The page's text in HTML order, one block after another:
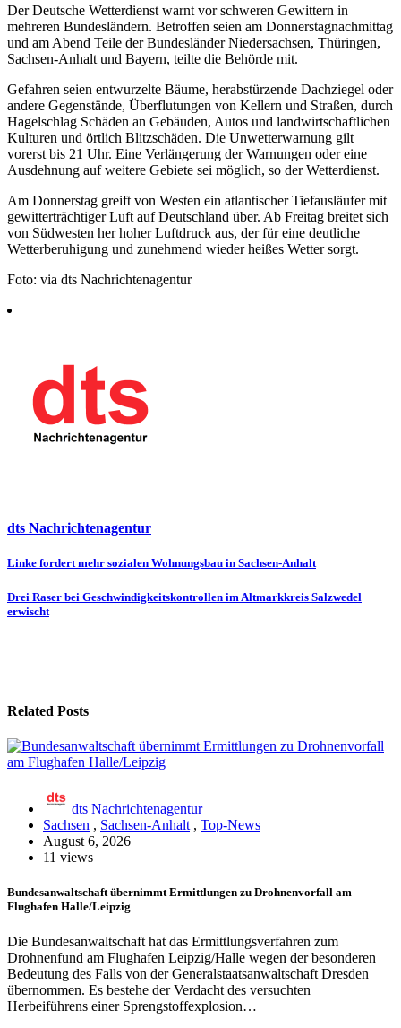
Der Deutsche Wetterdienst warnt vor schweren Gewittern in
mehreren Bundesländern. Betroffen seien am Donnerstagnachmittag
und am Abend Teile der Bundesländer Niedersachsen, Thüringen,
Sachsen-Anhalt und Bayern, teilte die Behörde mit.
Gefahren seien entwurzelte Bäume, herabstürzende Dachziegel oder
andere Gegenstände, Überflutungen von Kellern und Straßen, durch
Hagelschlag Schäden an Gebäuden, Autos und landwirtschaftlichen
Kulturen und örtlich Blitzschäden. Die Unwetterwarnung gilt
vorerst bis 21 Uhr. Eine Verlängerung der Warnungen oder eine
Ausdehnung auf weitere Gebiete sei möglich, so der Wetterdienst.
Am Donnerstag greift von Westen ein atlantischer Tiefausläufer mit
gewitterträchtiger Luft auf Deutschland über. Ab Freitag breitet sich
von Südwesten her hoher Luftdruck aus, der für eine deutliche
Wetterberuhigung und zunehmend wieder heißes Wetter sorgt.
Foto: via dts Nachrichtenagentur
dts Nachrichtenagentur
Beitragsnavigation
Linke fordert mehr sozialen Wohnungsbau in Sachsen-Anhalt
Drei Raser bei Geschwindigkeitskontrollen im Altmarkkreis Salzwedel
erwischt
Related Posts
dts Nachrichtenagentur
Sachsen , Sachsen-Anhalt , Top-News
August 6, 2026
11 views
Bundesanwaltschaft übernimmt Ermittlungen zu Drohnenvorfall am
Flughafen Halle/Leipzig
Die Bundesanwaltschaft hat das Ermittlungsverfahren zum
Drohnenfund am Flughafen Leipzig/Halle wegen der besonderen
Bedeutung des Falls von der Generalstaatsanwaltschaft Dresden
übernommen. Es bestehe der Verdacht des versuchten
Herbeiführens einer Sprengstoffexplosion…